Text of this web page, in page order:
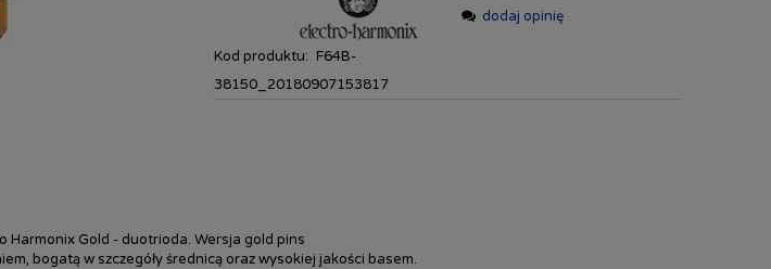
Kod produktu: F64B-
38150_20180907153817
dodaj opinię
Harmonix Gold - duotrioda. Wersja gold pins
bogatą w szczegóły średnicą oraz wysokiej jakości basem.